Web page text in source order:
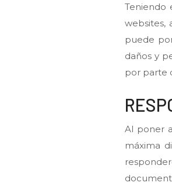
Teniendo
websites,
puede
daños y
por parte
Al poner
máxima